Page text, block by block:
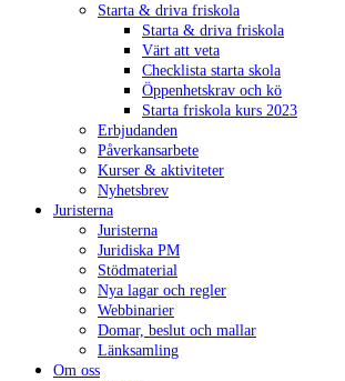
Starta & driva friskola
Starta & driva friskola
Värt att veta
Checklista starta skola
Öppenhetskrav och kö
Starta friskola kurs 2023
Erbjudanden
Påverkansarbete
Kurser & aktiviteter
Nyhetsbrev
Juristerna
Juristerna
Juridiska PM
Stödmaterial
Nya lagar och regler
Webbinarier
Domar, beslut och mallar
Länksamling
Om oss